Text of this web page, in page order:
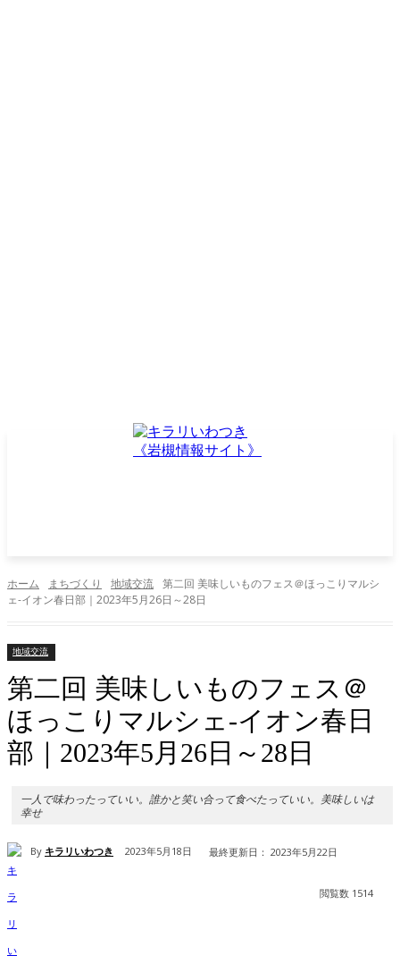
ホーム まちづくり 地域交流 第二回 美味しいものフェス＠ほっこりマルシ
ェ-イオン春日部｜2023年5月26日～28日
地域交流
第二回 美味しいものフェス＠
ほっこりマルシェ-イオン春日
部｜2023年5月26日～28日
一人で味わったっていい。誰かと笑い合って食べたっていい。美味しいは
幸せ
By キラリいわつき 2023年5月18日 最終更新日： 2023年5月22日
閲覧数 1514
WhatsApp